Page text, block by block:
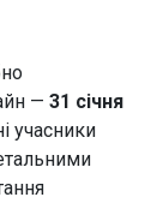
— 31 січня
учасники